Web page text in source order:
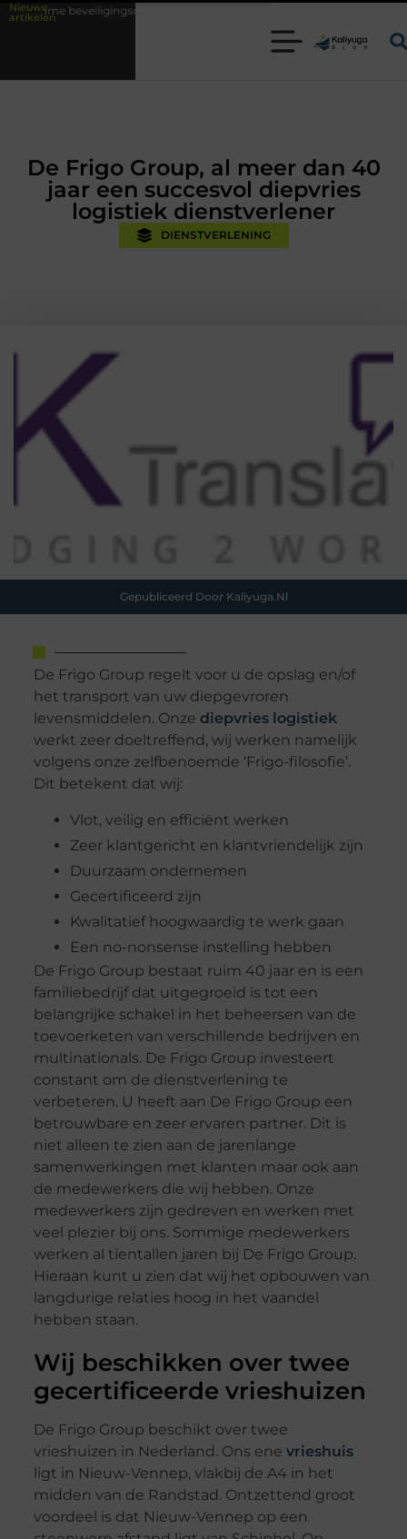
Nieuwe
artikelen met kennis uit de praktijk
De Frigo Group, al meer dan 40
jaar een succesvol diepvries
logistiek dienstverlener
DIENSTVERLENING
Gepubliceerd Door Kaliyuga.nl
De Frigo Group regelt voor u de opslag en/of
het transport van uw diepgevroren
levensmiddelen. Onze diepvries logistiek
werkt zeer doeltreffend, wij werken namelijk
volgens onze zelfbenoemde ‘Frigo-filosofie’.
Dit betekent dat wij:
Vlot, veilig en efficiënt werken
Zeer klantgericht en klantvriendelijk zijn
Duurzaam ondernemen
Gecertificeerd zijn
Kwalitatief hoogwaardig te werk gaan
Een no-nonsense instelling hebben
De Frigo Group bestaat ruim 40 jaar en is een
familiebedrijf dat uitgegroeid is tot een
belangrijke schakel in het beheersen van de
toevoerketen van verschillende bedrijven en
multinationals. De Frigo Group investeert
constant om de dienstverlening te
verbeteren. U heeft aan De Frigo Group een
betrouwbare en zeer ervaren partner. Dit is
niet alleen te zien aan de jarenlange
samenwerkingen met klanten maar ook aan
de medewerkers die wij hebben. Onze
medewerkers zijn gedreven en werken met
veel plezier bij ons. Sommige medewerkers
werken al tientallen jaren bij De Frigo Group.
Hieraan kunt u zien dat wij het opbouwen van
langdurige relaties hoog in het vaandel
hebben staan.
Wij beschikken over twee
gecertificeerde vrieshuizen
De Frigo Group beschikt over twee
vrieshuizen in Nederland. Ons ene vrieshuis
ligt in Nieuw-Vennep, vlakbij de A4 in het
midden van de Randstad. Ontzettend groot
voordeel is dat Nieuw-Vennep op een